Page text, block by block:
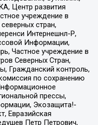
Центр развития
учреждение в
стран,
Интернешнл-Р,
Информации,
Частное учреждение в
Северных Стран,
Гражданский контроль,
по сохранению
прессы,
Экозащита!-
Евразийская
Петр Петрович,